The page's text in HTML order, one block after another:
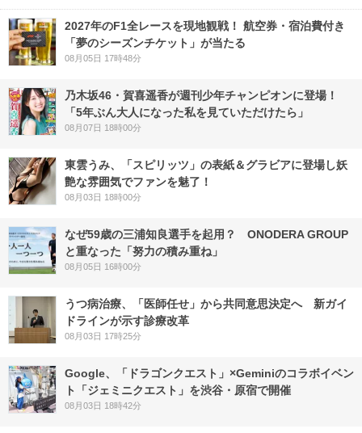
2027年のF1全レースを現地観戦！ 航空券・宿泊費付き
「夢のシーズンチケット」が当たる
08月05日 17時48分
乃木坂46・賀喜遥香が週刊少年チャンピオンに登場！
「5年ぶん大人になった私を見ていただけたら」
08月07日 18時00分
東雲うみ、「スピリッツ」の表紙＆グラビアに登場し妖
艶な雰囲気でファンを魅了！
08月03日 18時00分
なぜ59歳の三浦知良選手を起用？ ONODERA GROUP
と重なった「努力の積み重ね」
08月05日 16時00分
うつ病治療、「医師任せ」から共同意思決定へ 新ガイ
ドラインが示す診療改革
08月03日 17時25分
Google、「ドラゴンクエスト」×Geminiのコラボイベン
ト「ジェミニクエスト」を渋谷・原宿で開催
08月03日 18時42分